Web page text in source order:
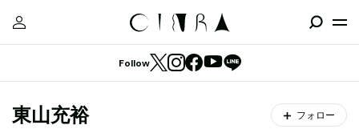
Follow
東山充裕 フォロー